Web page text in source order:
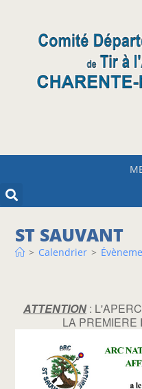
ST SAUVANT
> Calendrier >
ATTENTION:
LA PREMIERE